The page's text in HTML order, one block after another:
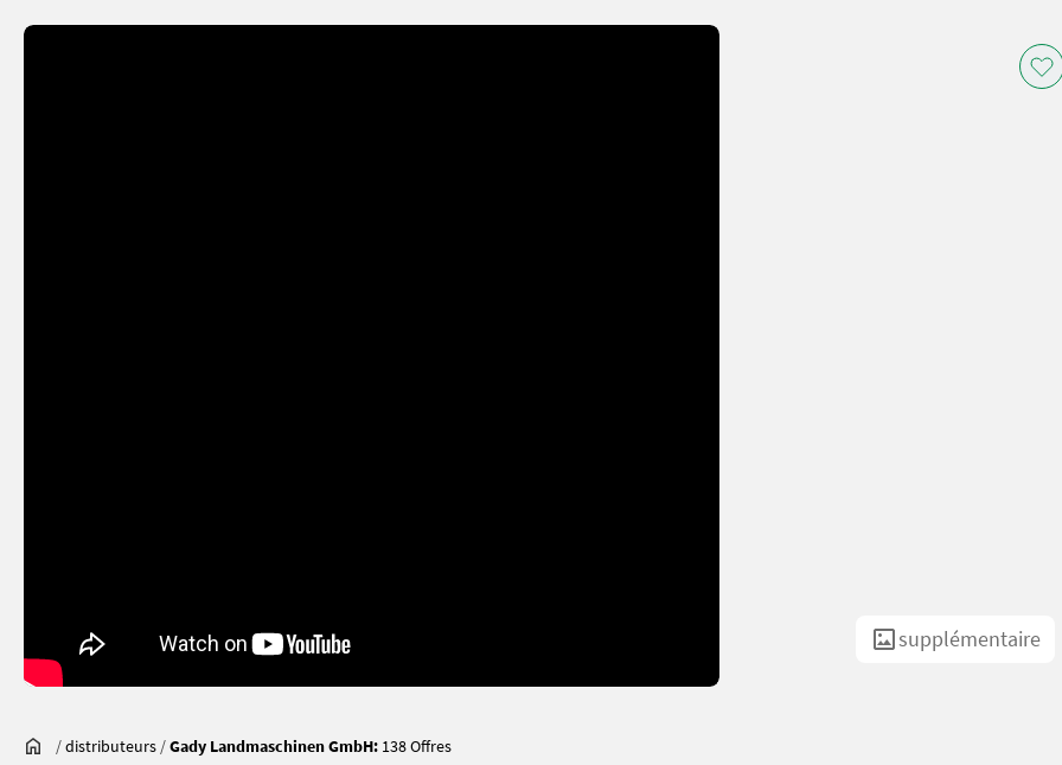
supplémentaire
/distributeurs /Gady Landmaschinen GmbH: 138 Offres